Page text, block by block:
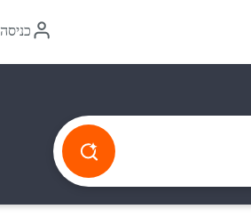
איקון
התחברות
כניסה